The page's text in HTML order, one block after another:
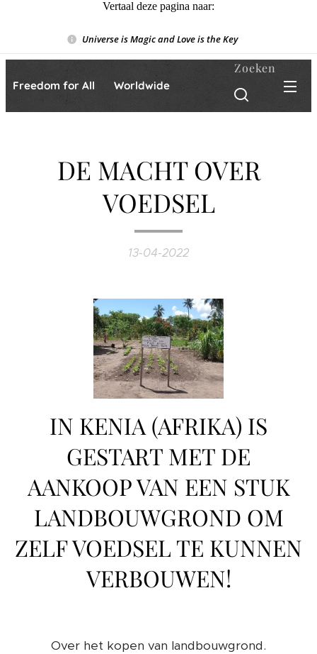
Vertaal deze pagina naar:
Universe is Magic and Love is the Key❤️
Freedom for All ❤️ Worldwide
Zoeken
DE MACHT OVER
VOEDSEL
13-04-2022
IN KENIA (AFRIKA) IS
GESTART MET DE
AANKOOP VAN EEN STUK
LANDBOUWGROND OM
ZELF VOEDSEL TE KUNNEN
VERBOUWEN!
Over het kopen van landbouwgrond.